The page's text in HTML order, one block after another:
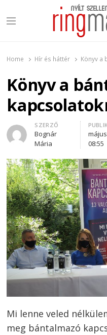
Menu
Home Hír és háttér Könyv a
Könyv a
Author
SZERZŐ
Bognár
Mária
május
08:55
Mi lenne veled
meg bántalmazó